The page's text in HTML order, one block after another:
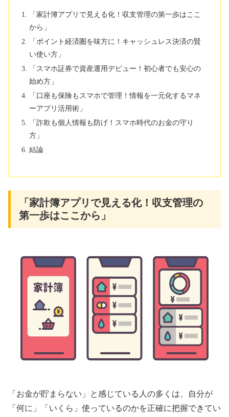
「家計簿アプリで見える化！収支管理の第一歩はここ
から」
「ポイント経済圏を味方に！キャッシュレス決済の賢
い使い方」
「スマホ証券で資産運用デビュー！初心者でも安心の
始め方」
「口座も保険もスマホで管理！情報を一元化するマネ
ーアプリ活用術」
「詐欺も個人情報も防げ！スマホ時代のお金の守り
方」
結論
「家計簿アプリで見える化！収支管理の
第一歩はここから」
「お金が貯まらない」と感じている人の多くは、自分が
「何に」「いくら」使っているのかを正確に把握できてい